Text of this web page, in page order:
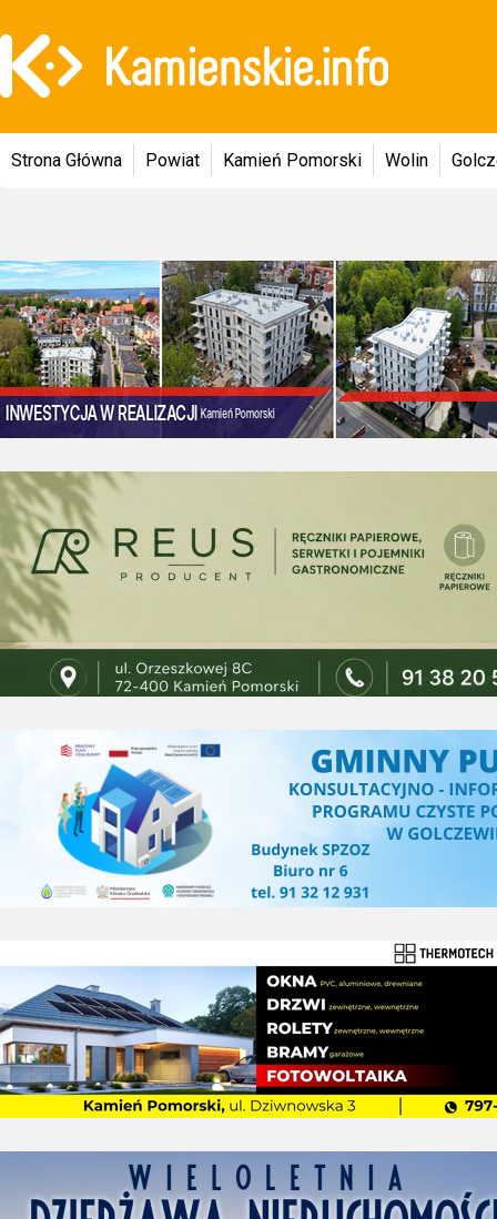
Strona Główna Powiat Kamień Pomorski Wolin